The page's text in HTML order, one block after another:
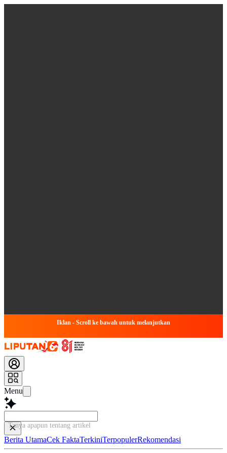
Iklan - Scroll ke bawah untuk melanjutkan
Menu
Tanya apapun tentang artikel ini...
Berita UtamaCek FaktaTerkiniTerpopulerRekomendasi